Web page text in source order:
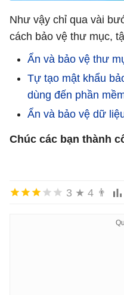
Như vậy chỉ qua vài
cách bảo vệ thư mục,
Ẩn và bảo vệ thư
Tự tạo mật khẩu
dùng đến phần
Ẩn và bảo vệ dữ
Chúc các bạn thành
3 ★ 4 👨